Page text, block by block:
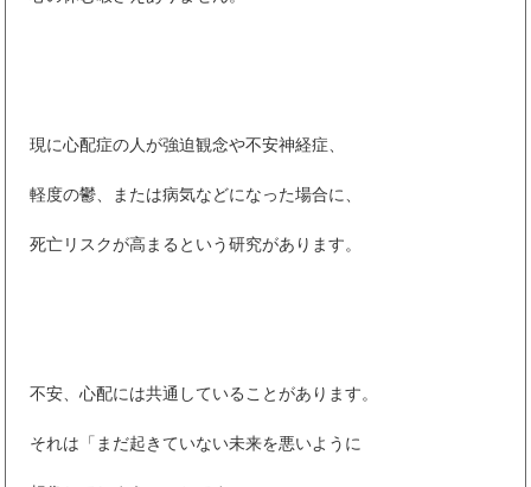
現に心配症の人が強迫観念や不安神経症、
軽度の鬱、または病気などになった場合に、
死亡リスクが高まるという研究があります。
不安、心配には共通していることがあります。
それは「まだ起きていない未来を悪いように